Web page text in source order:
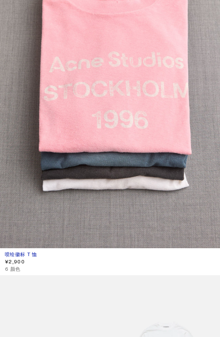
喷绘徽标 T 恤
当前颜色： 探戈粉
價格：¥2,900。
¥2,900
6 颜色